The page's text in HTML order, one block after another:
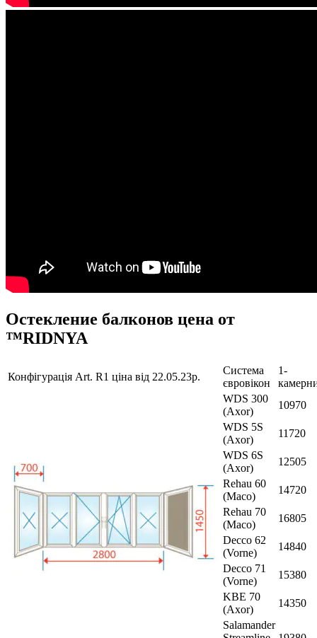
Остекление балконов цена от
™RIDNYA
Конфігурація Art. R1 ціна від 22.05.23р.
Система
євровікон
1-
WDS 300
(Axor)
10970
WDS 5S
(Axor)
11720
WDS 6S
(Axor)
12505
Rehau 60
(Maco)
14720
Rehau 70
(Maco)
16805
Decco 62
(Vorne)
14840
Decco 71
(Vorne)
15380
KBE 70
(Axor)
14350
Salamander